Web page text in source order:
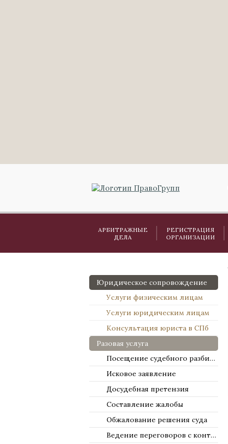
АРБИТРАЖНЫЕ
ДЕЛА
РЕГИСТРАЦИЯ
ОРГАНИЗАЦИИ
Юридическое сопровождение
Услуги физическим лицам
Услуги юридическим лицам
Консультация юриста в СПб
Разовая услуга
Посещение судебного разбирательства
Исковое заявление
Досудебная претензия
Составление жалобы
Обжалование решения суда
Ведение переговоров с контрагентами